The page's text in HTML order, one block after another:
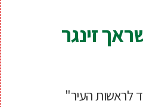
זינגר
לראשות העיר"